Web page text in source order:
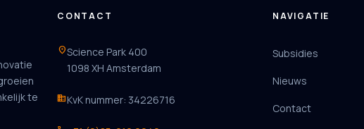
te
CONTACT
location_onScience Park 400
1098 XH Amsterdam
businessKvK nummer: 34226716
NAVIGATIE
Subsidies
Nieuws
Contact